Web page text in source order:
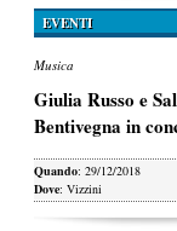
EVENTI
Musica
Giulia Russo e
Bentivegna in
Quando: 29/12/2018
Dove: Vizzini